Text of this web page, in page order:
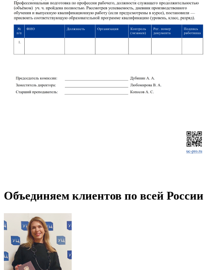
Объединяем клиентов по всей России